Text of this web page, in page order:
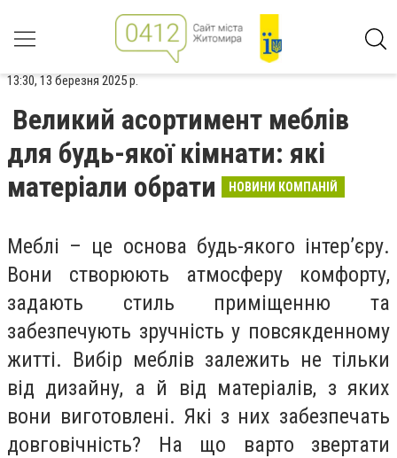
13:30, 13 березня 2025 р.
Великий асортимент меблів
для будь-якої кімнати: які
матеріали обрати
НОВИНИ КОМПАНІЙ
Меблі – це основа будь-якого інтер’єру.
Вони створюють атмосферу комфорту,
задають стиль приміщенню та
забезпечують зручність у повсякденному
житті. Вибір меблів залежить не тільки
від дизайну, а й від матеріалів, з яких
вони виготовлені. Які з них забезпечать
довговічність? На що варто звертати